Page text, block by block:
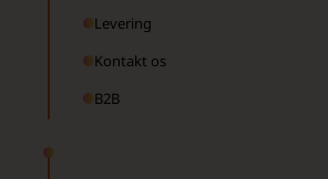
Levering
Kontakt os
B2B